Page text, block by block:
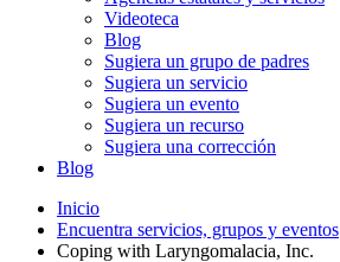
Videoteca
Blog
Sugiera un grupo de padres
Sugiera un servicio
Sugiera un evento
Sugiera un recurso
Sugiera una corrección
Blog
Inicio
Encuentra servicios, grupos y eventos
Coping with Laryngomalacia, Inc.